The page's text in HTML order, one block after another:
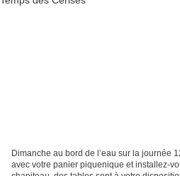
Dimanche au bord de l’eau sur la journée
avec votre panier piquenique et installez-